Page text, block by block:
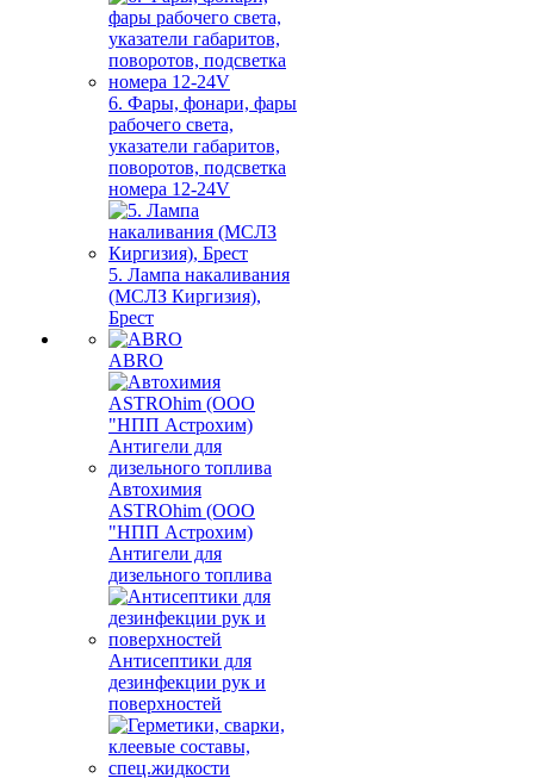
6. Фары, фонари, фары
рабочего света,
указатели габаритов,
поворотов, подсветка
номера 12-24V
5. Лампа накаливания
(МСЛЗ Киргизия),
Брест
ABRO
Автохимия
ASTROhim (ООО
"НПП Астрохим)
Антигели для
дизельного топлива
Антисептики для
дезинфекции рук и
поверхностей